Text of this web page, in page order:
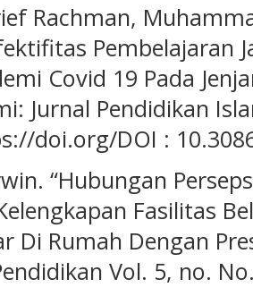
Rachman,
Pembelajaran
Covid 19 Pada
Jurnal Pendidikan
doi.org/DOI :
“Hubungan
Fasilitas
Di Rumah Dengan
Vol. 5, no.